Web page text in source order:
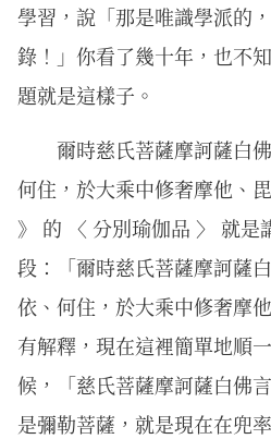
學習，說「那是唯識學派的
錄！」你看了幾十年，也不
題就是這樣子。
爾時慈氏菩薩摩訶薩白
何住，於大乘中修奢摩他、
》 的 〈 分別瑜伽品 〉 就是
段：「爾時慈氏菩薩摩訶薩
依、何住，於大乘中修奢摩
有解釋，現在這裡簡單地順
候，「慈氏菩薩摩訶薩白佛
是彌勒菩薩，就是現在在兜